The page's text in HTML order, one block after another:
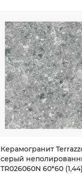
Керамогранит
серый
TR026060N 60*60 (1,44)